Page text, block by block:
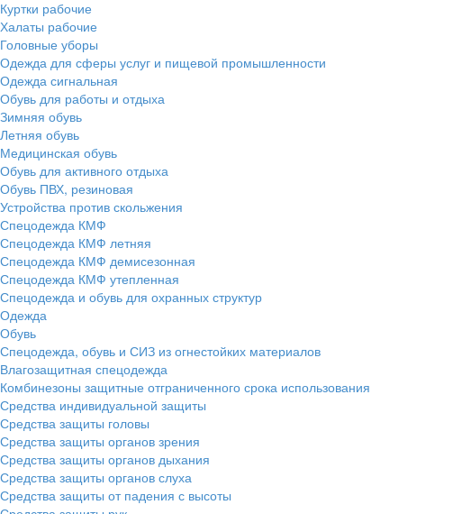
Куртки рабочие
Халаты рабочие
Головные уборы
Одежда для сферы услуг и пищевой промышленности
Одежда сигнальная
Обувь для работы и отдыха
Зимняя обувь
Летняя обувь
Медицинская обувь
Обувь для активного отдыха
Обувь ПВХ, резиновая
Устройства против скольжения
Спецодежда КМФ
Спецодежда КМФ летняя
Спецодежда КМФ демисезонная
Спецодежда КМФ утепленная
Спецодежда и обувь для охранных структур
Одежда
Обувь
Спецодежда, обувь и СИЗ из огнестойких материалов
Влагозащитная спецодежда
Комбинезоны защитные отграниченного срока использования
Средства индивидуальной защиты
Средства защиты головы
Средства защиты органов зрения
Средства защиты органов дыхания
Средства защиты органов слуха
Средства защиты от падения с высоты